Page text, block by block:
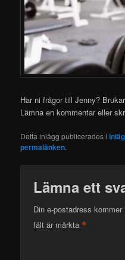
Har ni frågor till Jenny?
Lämna en kommentar eller
Detta inlägg publicerades i
permalänken.
Lämna ett
Din e-postadress
fält är märkta*